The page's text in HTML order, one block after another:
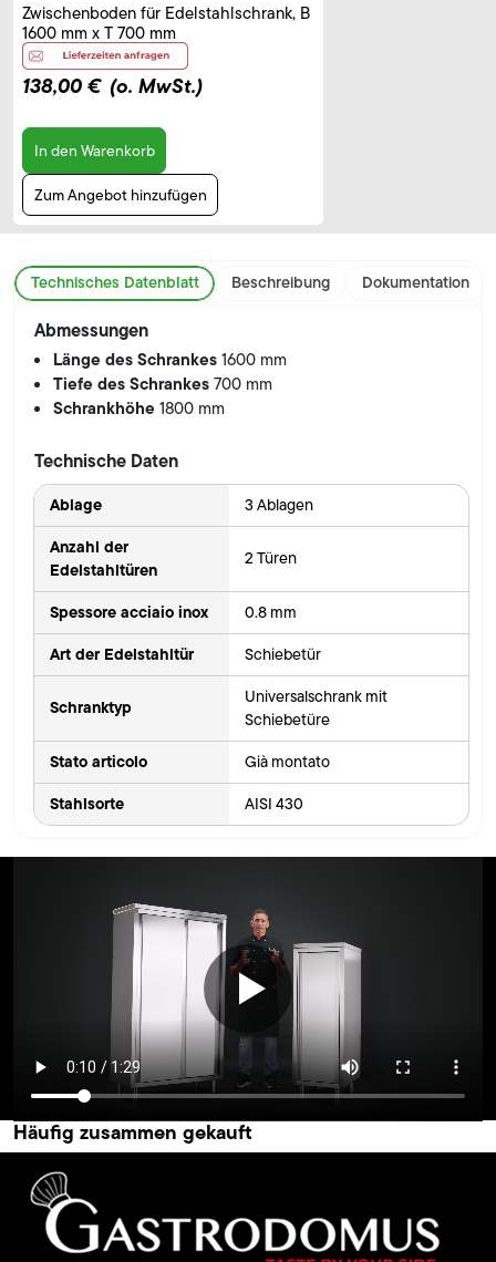
Zwischenboden für Edelstahlschrank, B
1600 mm x T 700 mm
138,00 € (o. MwSt.)
In den Warenkorb
Zum Angebot hinzufügen
Technisches Datenblatt Beschreibung Dokumentation
Abmessungen
Länge des Schrankes1600 mm
Tiefe des Schrankes700 mm
Schrankhöhe1800 mm
Technische Daten
Ablage 3 Ablagen
Anzahl der
Edelstahltüren
2 Türen
Spessore acciaio inox 0.8 mm
Art der Edelstahltür Schiebetür
Schranktyp
Universalschrank mit
Schiebetüre
Stato articolo Già montato
Stahlsorte AISI 430
Häufig zusammen gekauft